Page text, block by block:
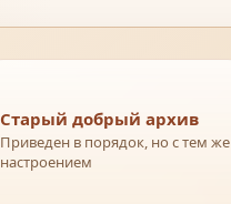
Старый добрый архив
Приведен в порядок, но с тем же
настроением